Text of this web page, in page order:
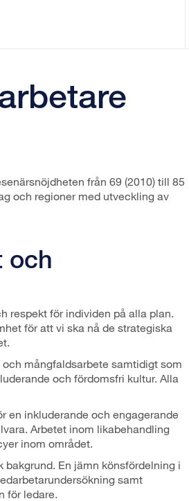
från 69 (2010) till 85
och regioner med utveckling av
och
respekt för individen på alla plan.
för att vi ska nå de strategiska
mångfaldsarbete samtidigt som
och fördomsfri kultur. Alla
en inkluderande och engagerande
Arbetet inom likabehandling
inom området.
En jämn könsfördelning i
samt
för ledare.